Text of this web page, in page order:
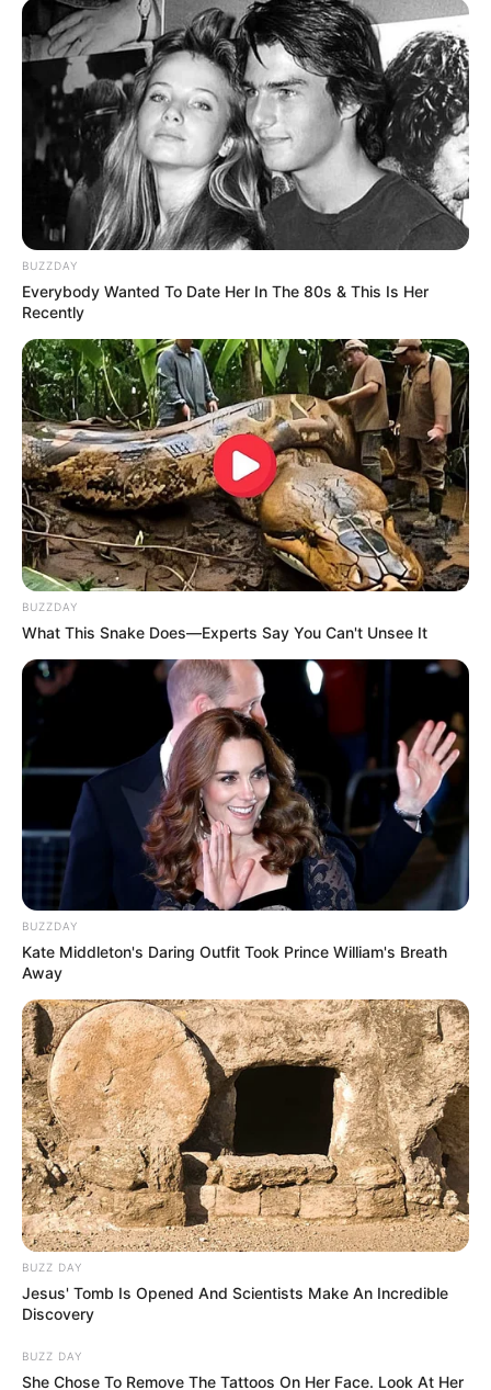
BUZZDAY
Everybody Wanted To Date Her In The 80s & This Is Her
Recently
BUZZDAY
What This Snake Does—Experts Say You Can't Unsee It
BUZZDAY
Kate Middleton's Daring Outfit Took Prince William's Breath
Away
BUZZ DAY
Jesus' Tomb Is Opened And Scientists Make An Incredible
Discovery
BUZZ DAY
She Chose To Remove The Tattoos On Her Face. Look At Her